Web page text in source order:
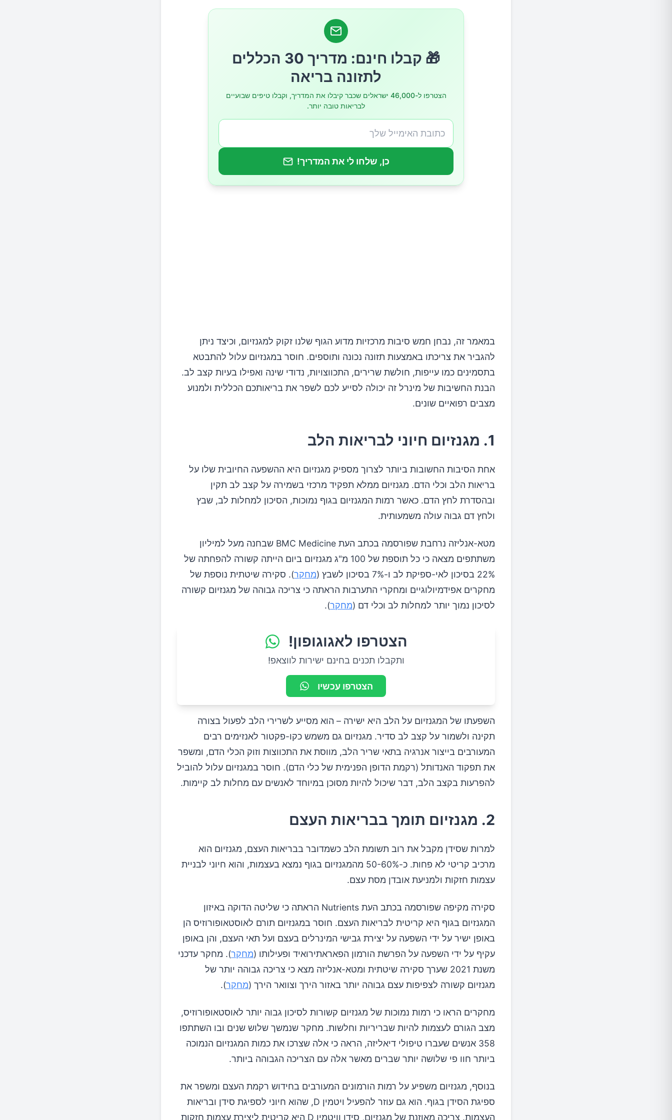
כיצד להגביר את צריכת המגנזיום בתזונה
תוספי מגנזיום – מתי הם נחוצים?
כמה מגנזיום אנחנו צריכים?
סיכום
🎁 קבלו חינם: מדריך 30 הכללים
לתזונה בריאה
הצטרפו ל-46,000 ישראלים שכבר קיבלו את המדריך, וקבלו טיפים שבועיים
לבריאות טובה יותר.
כן, שלחו לי את המדריך!
במאמר זה, נבחן חמש סיבות מרכזיות מדוע הגוף שלנו זקוק למגנזיום, וכיצד ניתן
להגביר את צריכתו באמצעות תזונה נכונה ותוספים. חוסר במגנזיום עלול להתבטא
בתסמינים כמו עייפות, חולשת שרירים, התכווצויות, נדודי שינה ואפילו בעיות קצב לב.
הבנת החשיבות של מינרל זה יכולה לסייע לכם לשפר את בריאותכם הכללית ולמנוע
מצבים רפואיים שונים.
1. מגנזיום חיוני לבריאות הלב
אחת הסיבות החשובות ביותר לצרוך מספיק מגנזיום היא ההשפעה החיובית שלו על
בריאות הלב וכלי הדם. מגנזיום ממלא תפקיד מרכזי בשמירה על קצב לב תקין
ובהסדרת לחץ הדם. כאשר רמות המגנזיום בגוף נמוכות, הסיכון למחלות לב, שבץ
ולחץ דם גבוה עולה משמעותית.
מטא-אנליזה נרחבת שפורסמה בכתב העת BMC Medicine שבחנה מעל למיליון
משתתפים מצאה כי כל תוספת של 100 מ"ג מגנזיום ביום הייתה קשורה להפחתה של
22% בסיכון לאי-ספיקת לב ו-7% בסיכון לשבץ (
מחקר). סקירה שיטתית נוספת של
מחקרים אפידמיולוגיים ומחקרי התערבות הראתה כי צריכה גבוהה של מגנזיום קשורה
לסיכון נמוך יותר למחלות לב וכלי דם (מחקר).
הצטרפו לאגוגופון!
ותקבלו תכנים בחינם ישירות לווצאפ!
הצטרפו עכשיו
השפעתו של המגנזיום על הלב היא ישירה – הוא מסייע לשרירי הלב לפעול בצורה
תקינה ולשמור על קצב לב סדיר. מגנזיום גם משמש כקו-פקטור לאנזימים רבים
המעורבים בייצור אנרגיה בתאי שריר הלב, מווסת את התכווצות וזוק הכלי הדם, ומשפר
את תפקוד האנדותל (רקמת הדופן הפנימית של כלי הדם). חוסר במגנזיום עלול להוביל
להפרעות בקצב הלב, דבר שיכול להיות מסוכן במיוחד לאנשים עם מחלות לב קיימות.
2. מגנזיום תומך בבריאות העצם
למרות שסידן מקבל את רוב תשומת הלב כשמדובר בבריאות העצם, מגנזיום הוא
מרכיב קריטי לא פחות. כ-50-60% מהמגנזיום בגוף נמצא בעצמות, והוא חיוני לבניית
עצמות חזקות ולמניעת אובדן מסת עצם.
סקירה מקיפה שפורסמה בכתב העת Nutrients הראתה כי שליטה הדוקה באיזון
המגנזיום בגוף היא קריטית לבריאות העצם. חוסר במגנזיום תורם לאוסטאופורוזיס הן
באופן ישיר על ידי השפעה על יצירת גבישי המינרלים בעצם ועל תאי העצם, והן באופן
עקיף על ידי השפעה על הפרשת הורמון הפאראתירואיד ופעילותו (מחקר). מחקר עדכני
משנת 2021 שערך סקירה שיטתית ומטא-אנליזה מצא כי צריכה גבוהה יותר של
מגנזיום קשורה לצפיפות עצם גבוהה יותר באזור הירך וצוואר הירך (מחקר).
מחקרים הראו כי רמות נמוכות של מגנזיום קשורות לסיכון גבוה יותר לאוסטאופורוזיס,
מצב הגורם לעצמות להיות שבריריות וחלשות. מחקר שנמשך שלוש שנים ובו השתתפו
358 אנשים שעברו טיפולי דיאליזה, הראה כי אלה שצרכו את כמות המגנזיום הנמוכה
ביותר חוו פי שלושה יותר שברים מאשר אלה עם הצריכה הגבוהה ביותר.
בנוסף, מגנזיום משפיע על רמות הורמונים המעורבים בחידוש רקמת העצם ומשפר את
ספיגת הסידן בגוף. הוא גם עוזר להפעיל ויטמין D, שהוא חיוני לספיגת סידן ובריאות
העצמות. צריכה מאוזנת של מגנזיום, סידן וויטמין D היא קריטית ליצירת עצמות חזקות